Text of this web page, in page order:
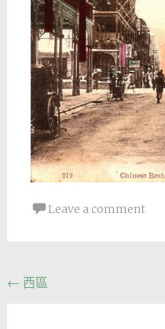
Leave a comment
Post
← 西區